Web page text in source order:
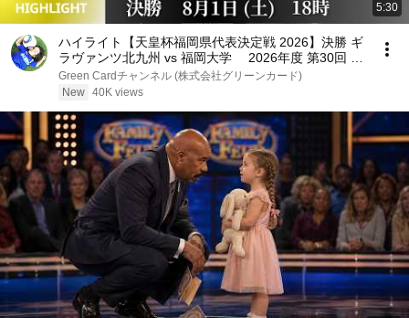
5:30
ハイライト【天皇杯福岡県代表決定戦 2026】決勝 ギ
ラヴァンツ北九州 vs 福岡大学 2026年度 第30回 福
岡県サッカー選手権大会
Green Cardチャンネル (株式会社グリーンカード)
New 40K views